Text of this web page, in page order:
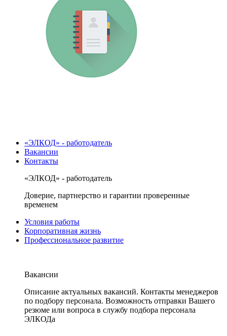
«ЭЛКОД» - работодатель
Вакансии
Контакты
«ЭЛКОД» - работодатель
Доверие, партнерство и гарантии проверенные
временем
Условия работы
Корпоративная жизнь
Профессиональное развитие
Вакансии
Описание актуальных вакансий. Контакты менеджеров
по подбору персонала. Возможность отправки Вашего
резюме или вопроса в службу подбора персонала
ЭЛКОДа